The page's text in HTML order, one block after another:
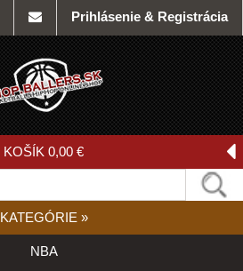
Prihlásenie & Registrácia
KOŠÍK 0,00 €
KATEGÓRIE »
NBA